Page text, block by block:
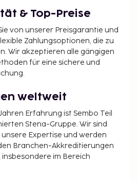
ein Businesscenter und ein
du eine Veranstaltung in
Hotel eine gute Wahl, denn
(368 Quadratmeter) großen
zählen ein
10 Tagungsräume. Der
gibt es vor Ort
(kostenlos). Massagen,
und Gesichtsbehandlungen
pur. Sicher ist bei
auch für dich das
Außenpool und Sauna.
& Top-Preise
von unserer Preisgarantie und
Zahlungsoptionen, die zu
Wir akzeptieren alle gängigen
für eine sichere und
weltweit
Erfahrung ist Sembo Teil
Stena-Gruppe. Wir sind
Expertise und werden
Branchen-Akkreditierungen
im Bereich